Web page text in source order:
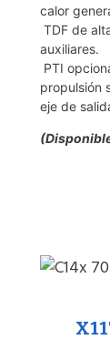
calor
TDF de
auxiliares.
PTI
propulsión
eje de